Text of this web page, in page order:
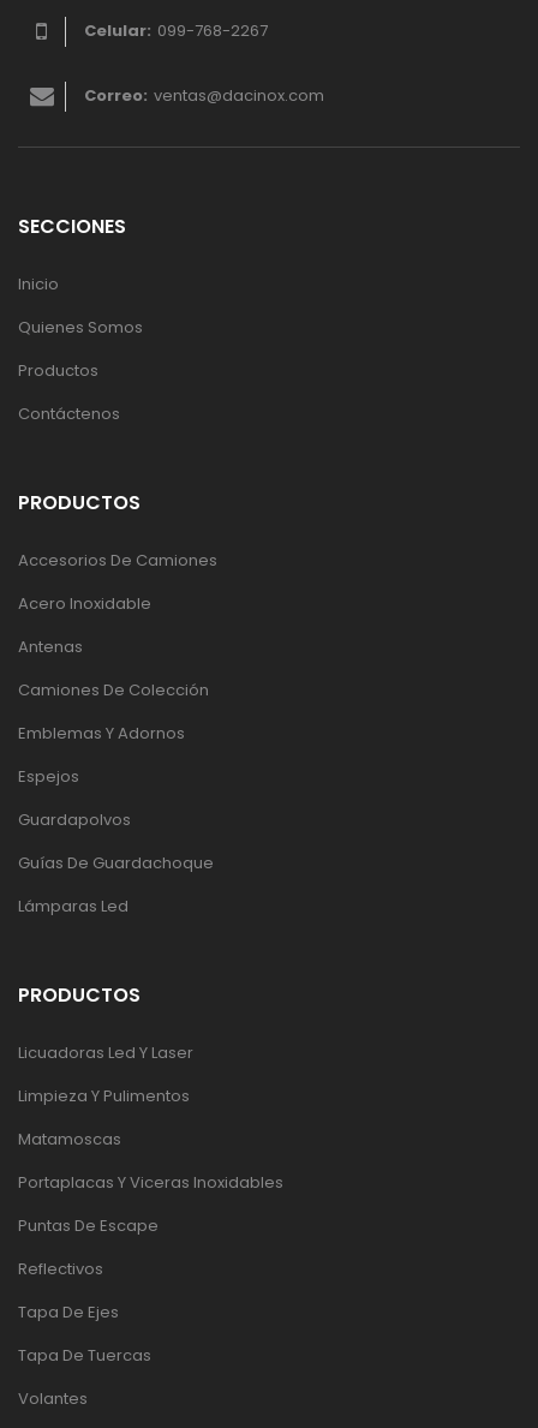
Celular: 099-768-2267
Correo: ventas@dacinox.com
SECCIONES
Inicio
Quienes Somos
Productos
Contáctenos
PRODUCTOS
Accesorios De Camiones
Acero Inoxidable
Antenas
Camiones De Colección
Emblemas Y Adornos
Espejos
Guardapolvos
Guías De Guardachoque
Lámparas Led
PRODUCTOS
Licuadoras Led Y Laser
Limpieza Y Pulimentos
Matamoscas
Portaplacas Y Viceras Inoxidables
Puntas De Escape
Reflectivos
Tapa De Ejes
Tapa De Tuercas
Volantes